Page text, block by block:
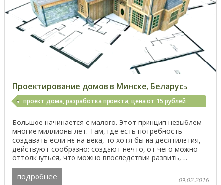
Проектирование домов в Минске, Беларусь
проект дома, разработка проекта, цена от 15 рублей
кв.м.
Большое начинается с малого. Этот принцип незыблем
многие миллионы лет. Там, где есть потребность
создавать если не на века, то хотя бы на десятилетия,
действуют сообразно: создают нечто, от чего можно
оттолкнуться, что можно впоследствии развить, ...
подробнее 09.02.2016